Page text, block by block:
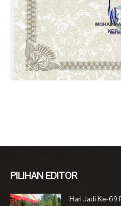
PILIHAN EDITOR
Hari Jadi Ke-69